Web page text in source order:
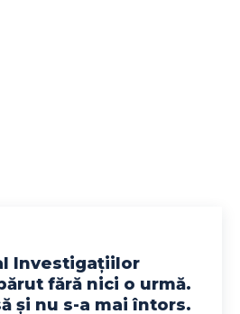
Investigațiilor
fără nici o urmă.
și nu s-a mai întors.